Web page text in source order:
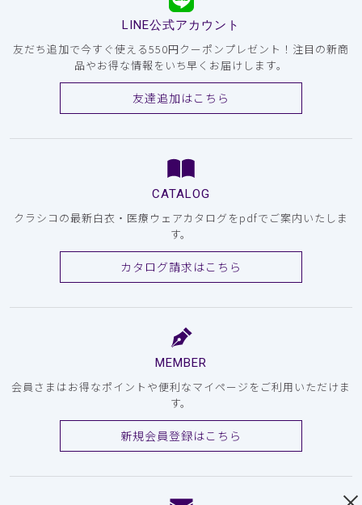
LINE公式アカウント
友だち追加で今すぐ使える550円クーポンプレゼント！注目の新商
品やお得な情報をいち早くお届けします。
友達追加はこちら
CATALOG
クラシコの最新白衣・医療ウェアカタログをpdfでご案内いたしま
す。
カタログ請求はこちら
MEMBER
会員さまはお得なポイントや便利なマイページをご利用いただけま
す。
新規会員登録はこちら